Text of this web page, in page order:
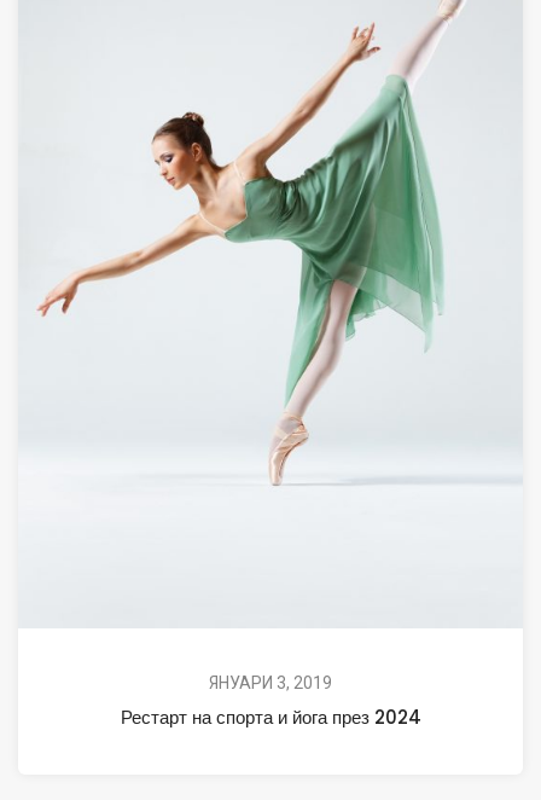
ЯНУАРИ 3, 2019
Рестарт на спорта и йога през 2024